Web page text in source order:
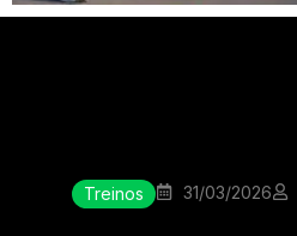
Treinos 31/03/2026